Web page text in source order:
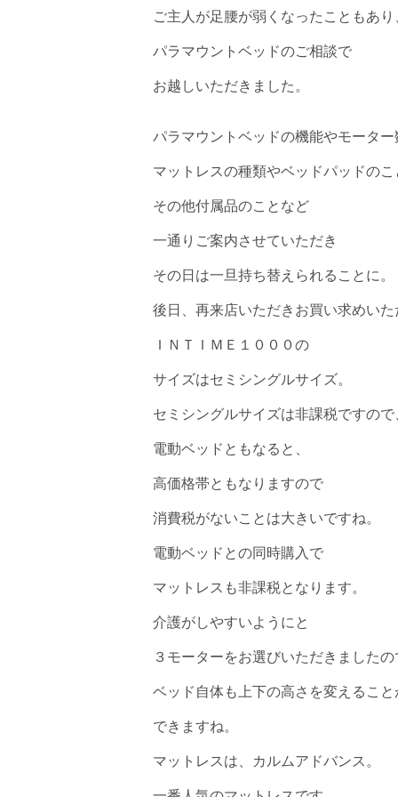
ご主人が足腰が弱くなったこともあり
パラマウントベッドのご相談で
お越しいただきました。
パラマウントベッドの機能やモーター
マットレスの種類やベッドパッドのこ
その他付属品のことなど
一通りご案内させていただき
その日は一旦持ち替えられることに。
後日、再来店いただきお買い求めいた
ＩＮＴＩＭＥ１０００の
サイズはセミシングルサイズ。
セミシングルサイズは非課税ですので
電動ベッドともなると、
高価格帯ともなりますので
消費税がないことは大きいですね。
電動ベッドとの同時購入で
マットレスも非課税となります。
介護がしやすいようにと
３モーターをお選びいただきましたの
ベッド自体も上下の高さを変えること
できますね。
マットレスは、カルムアドバンス。